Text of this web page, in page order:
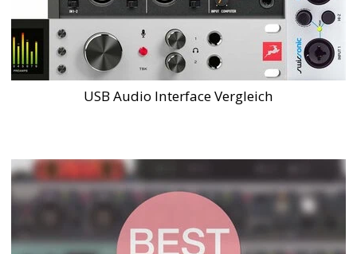
USB Audio Interface Vergleich